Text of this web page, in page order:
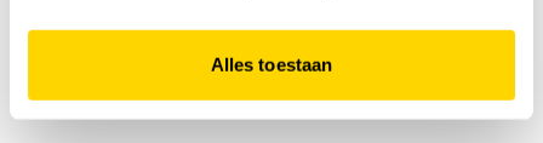
Alles toestaan